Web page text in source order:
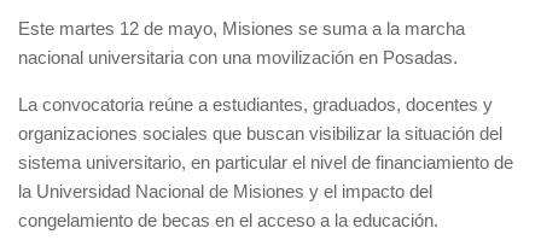
Este martes 12 de mayo, Misiones se suma a la marcha
nacional universitaria con una movilización en Posadas.
La convocatoria reúne a estudiantes, graduados, docentes y
organizaciones sociales que buscan visibilizar la situación del
sistema universitario, en particular el nivel de financiamiento de
la Universidad Nacional de Misiones y el impacto del
congelamiento de becas en el acceso a la educación.